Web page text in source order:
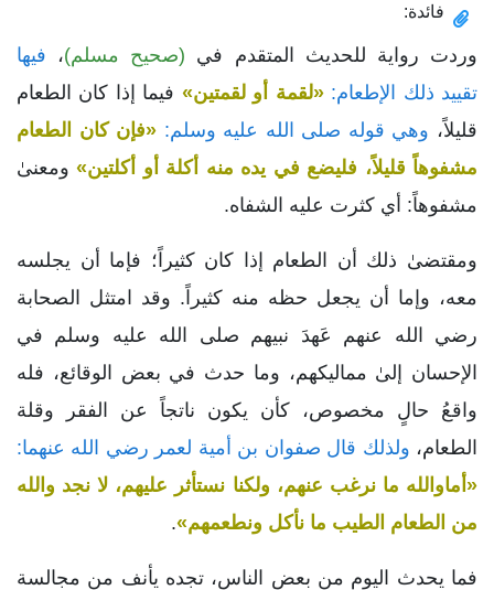
فائدة:
وردت رواية للحديث المتقدم في (صحيح مسلم)، فيها
تقييد ذلك الإطعام: «لقمة أو لقمتين» فيما إذا كان الطعام
قليلاً، وهي قوله صلى الله عليه وسلم: «فإن كان الطعام
مشفوهاً قليلاً، فليضع في يده منه أكلة أو أكلتين»ومعنىٰ
مشفوهاً: أي كثرت عليه الشفاه.
ومقتضىٰ ذلك أن الطعام إذا كان كثيراً؛ فإما أن يجلسه
معه، وإما أن يجعل حظه منه كثيراً. وقد امتثل الصحابة
رضي الله عنهم عَهدَ نبيهم صلى الله عليه وسلم في
الإحسان إلىٰ مماليكهم، وما حدث في بعض الوقائع، فله
واقعُ حالٍ مخصوص، كأن يكون ناتجاً عن الفقر وقلة
الطعام، ولذلك قال صفوان بن أمية لعمر رضي الله عنهما:
«أماوالله ما نرغب عنهم، ولكنا نستأثر عليهم، لا نجد والله
من الطعام الطيب ما نأكل ونطعمهم».
فما يحدث اليوم من بعض الناس، تجده يأنف من مجالسة